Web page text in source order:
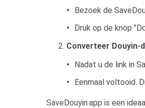
Bezoek de
Druk op de knop
Converteer Douyin-
Nadat u de link in
Eenmaal voltooid.
SaveDouyin.app is een